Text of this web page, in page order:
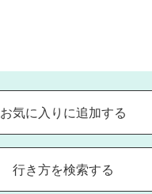
お気に入りに追加する
行き方を検索する